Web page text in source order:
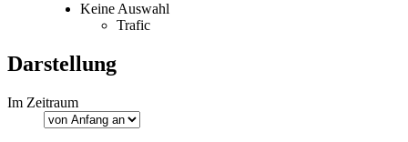
Keine Auswahl
Trafic
Darstellung
Im Zeitraum